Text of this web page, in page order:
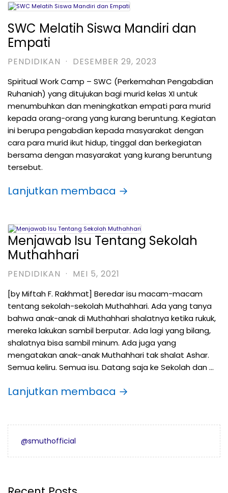
SWC Melatih Siswa Mandiri dan
Empati
PENDIDIKAN · DESEMBER 29, 2023
Spiritual Work Camp – SWC (Perkemahan Pengabdian
Ruhaniah) yang ditujukan bagi murid kelas XI untuk
menumbuhkan dan meningkatkan empati para murid
kepada orang-orang yang kurang beruntung. Kegiatan
ini berupa pengabdian kepada masyarakat dengan
cara para murid ikut hidup, tinggal dan berkegiatan
bersama dengan masyarakat yang kurang beruntung
tersebut.
Lanjutkan membaca →
Menjawab Isu Tentang Sekolah
Muthahhari
PENDIDIKAN · MEI 5, 2021
[by Miftah F. Rakhmat] Beredar isu macam-macam
tentang sekolah-sekolah Muthahhari. Ada yang tanya
bahwa anak-anak di Muthahhari shalatnya ketika rukuk,
mereka lakukan sambil berputar. Ada lagi yang bilang,
shalatnya bisa sambil minum. Ada juga yang
mengatakan anak-anak Muthahhari tak shalat Ashar.
Semua keliru. Semua isu. Datang saja ke Sekolah dan …
Lanjutkan membaca →
@smuthofficial